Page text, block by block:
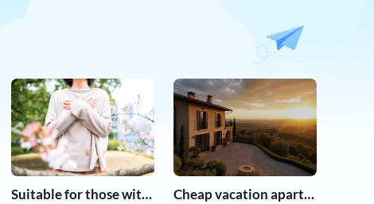
Suitable for those with allergies Cheap vacation apartments